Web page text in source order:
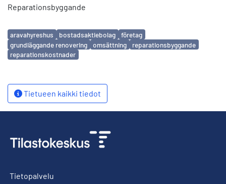
Reparationsbyggande
Avainsanat
aravahyreshus bostadsaktiebolag
företag
grundläggande renovering
omsättning
reparationsbyggande
reparationskostnader
Tietueen kaikki tiedot
Tietopalvelu